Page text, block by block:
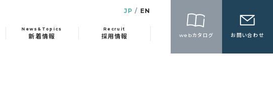
JP EN
News&Topics
新着情報
Recruit
採用情報 webカタログ お問い合わせ